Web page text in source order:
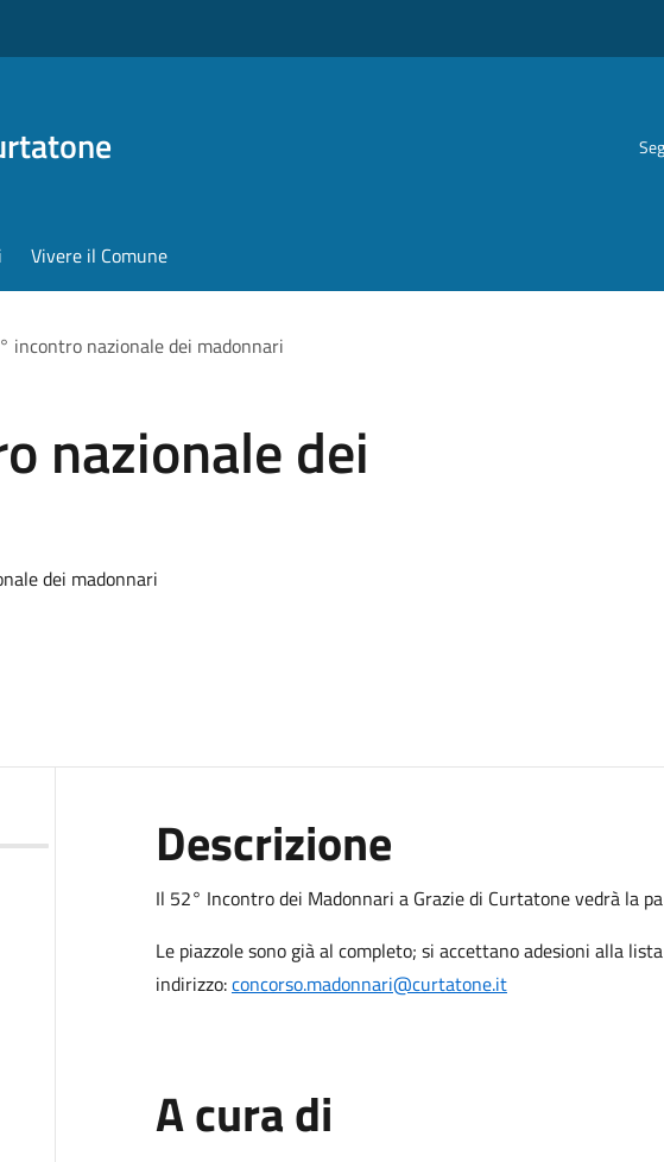
Vivere il Comune
incontro nazionale dei madonnari
nazionale dei
dei madonnari
Descrizione
Il 52° Incontro dei Madonnari a Grazie di Curtatone vedrà la
Le piazzole sono già al completo; si accettano adesioni alla
indirizzo:concorso.madonnari@curtatone.it
A cura di